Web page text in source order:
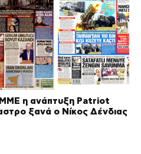
ΜΜΕ η ανάπτυξη Patriot
ξανά ο Νίκος Δένδιας